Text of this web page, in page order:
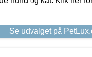
Se udvalget på